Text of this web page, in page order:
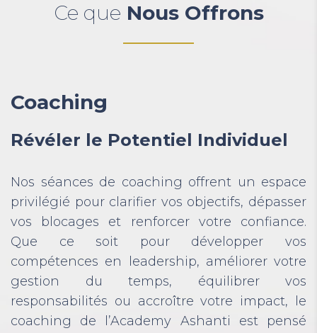
Ce que Nous Offrons
Coaching
Révéler le Potentiel Individuel
Nos séances de coaching offrent un espace
privilégié pour clarifier vos objectifs, dépasser
vos blocages et renforcer votre confiance.
Que ce soit pour développer vos
compétences en leadership, améliorer votre
gestion du temps, équilibrer vos
responsabilités ou accroître votre impact, le
coaching de l’Academy Ashanti est pensé